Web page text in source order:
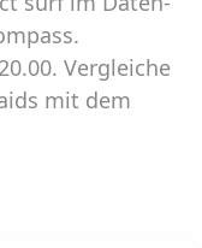
Smart
Design
Vergleiche
mit dem